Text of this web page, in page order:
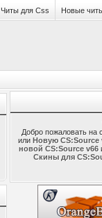
Читы для Css Новые
Добро пожаловать на
или Новую CS:Source
новой CS:Source v66
Скины для